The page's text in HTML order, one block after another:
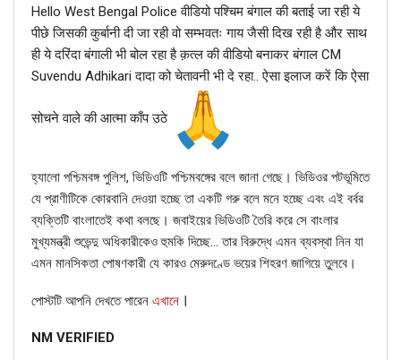
This post, which had been uploaded by the police officer
on his Facebook, had garnered huge criticism on social
blessings of Yogi Adityanath on the occasion of Guru
head of the Gorakhnath temple. He later deleted the post.
Hello West Bengal Police वीडियो पश्चिम बंगाल की बताई जा रही ये
पीछे जिसकी कुर्बानी दी जा रही वो सम्भवतः गाय जैसी दिख रही है और साथ
ही ये दरिंदा बंगाली भी बोल रहा है क़त्ल की वीडियो बनाकर बंगाल CM
Suvendu Adhikari दादा को चेतावनी भी दे रहा.. ऐसा इलाज करें कि ऐसा
सोचने वाले की आत्मा काँप उठे
হ্যালো পশ্চিমবঙ্গ পুলিশ, ভিডিওটি পশ্চিমবঙ্গের বলে জানা গেছে। ভিডিওর পটভূমিতে
যে প্রাণীটিকে কোরবানি দেওয়া হচ্ছে তা একটি গরু বলে মনে হচ্ছে এবং এই বর্বর
ব্যক্তিটি বাংলাতেই কথা বলছে। জবাইয়ের ভিডিওটি তৈরি করে সে বাংলার
মুখ্যমন্ত্রী শুভেন্দু অধিকারীকেও হুমকি দিচ্ছে… তার বিরুদ্ধে এমন ব্যবস্থা নিন যা
এমন মানসিকতা পোষণকারী যে কারও মেরুদণ্ডে ভয়ের শিহরণ জাগিয়ে তুলবে।
পোস্টটি আপনি দেখতে পারেন এখানে ।
NM VERIFIED